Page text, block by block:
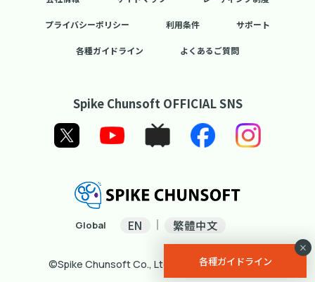
プライバシーポリシー 利用条件 サポート
各種ガイドライン よくあるご質問
Spike Chunsoft OFFICIAL SNS
Global EN 繁體中文
©Spike Chunsoft Co., Ltd. All Rights Reserved.
各種ガイドライン
×